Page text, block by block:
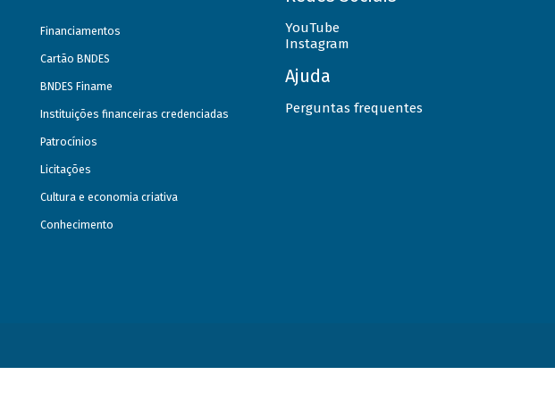
Financiamentos
Cartão BNDES
BNDES Finame
Instituições financeiras credenciadas
Patrocínios
Licitações
Cultura e economia criativa
Conhecimento
YouTube
Instagram
Ajuda
Perguntas frequentes